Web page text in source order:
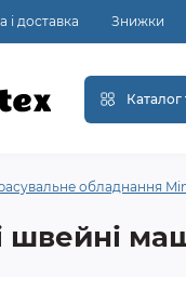
і доставка Знижки
Каталог
обладнання
швейні